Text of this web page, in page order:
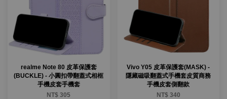
realme Note 80 皮革保護套
(BUCKLE) - 小圓扣帶翻蓋式相框
手機皮套手機套
NT$ 305
Vivo Y05 皮革保護套(MASK) -
隱藏磁吸翻蓋式手機套皮質商務
手機皮套側翻款
NT$ 340